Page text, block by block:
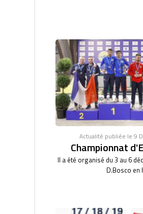
Actualité publiée le 9
Championnat
Il a été organisé du 3 au 6
D.Bosco en